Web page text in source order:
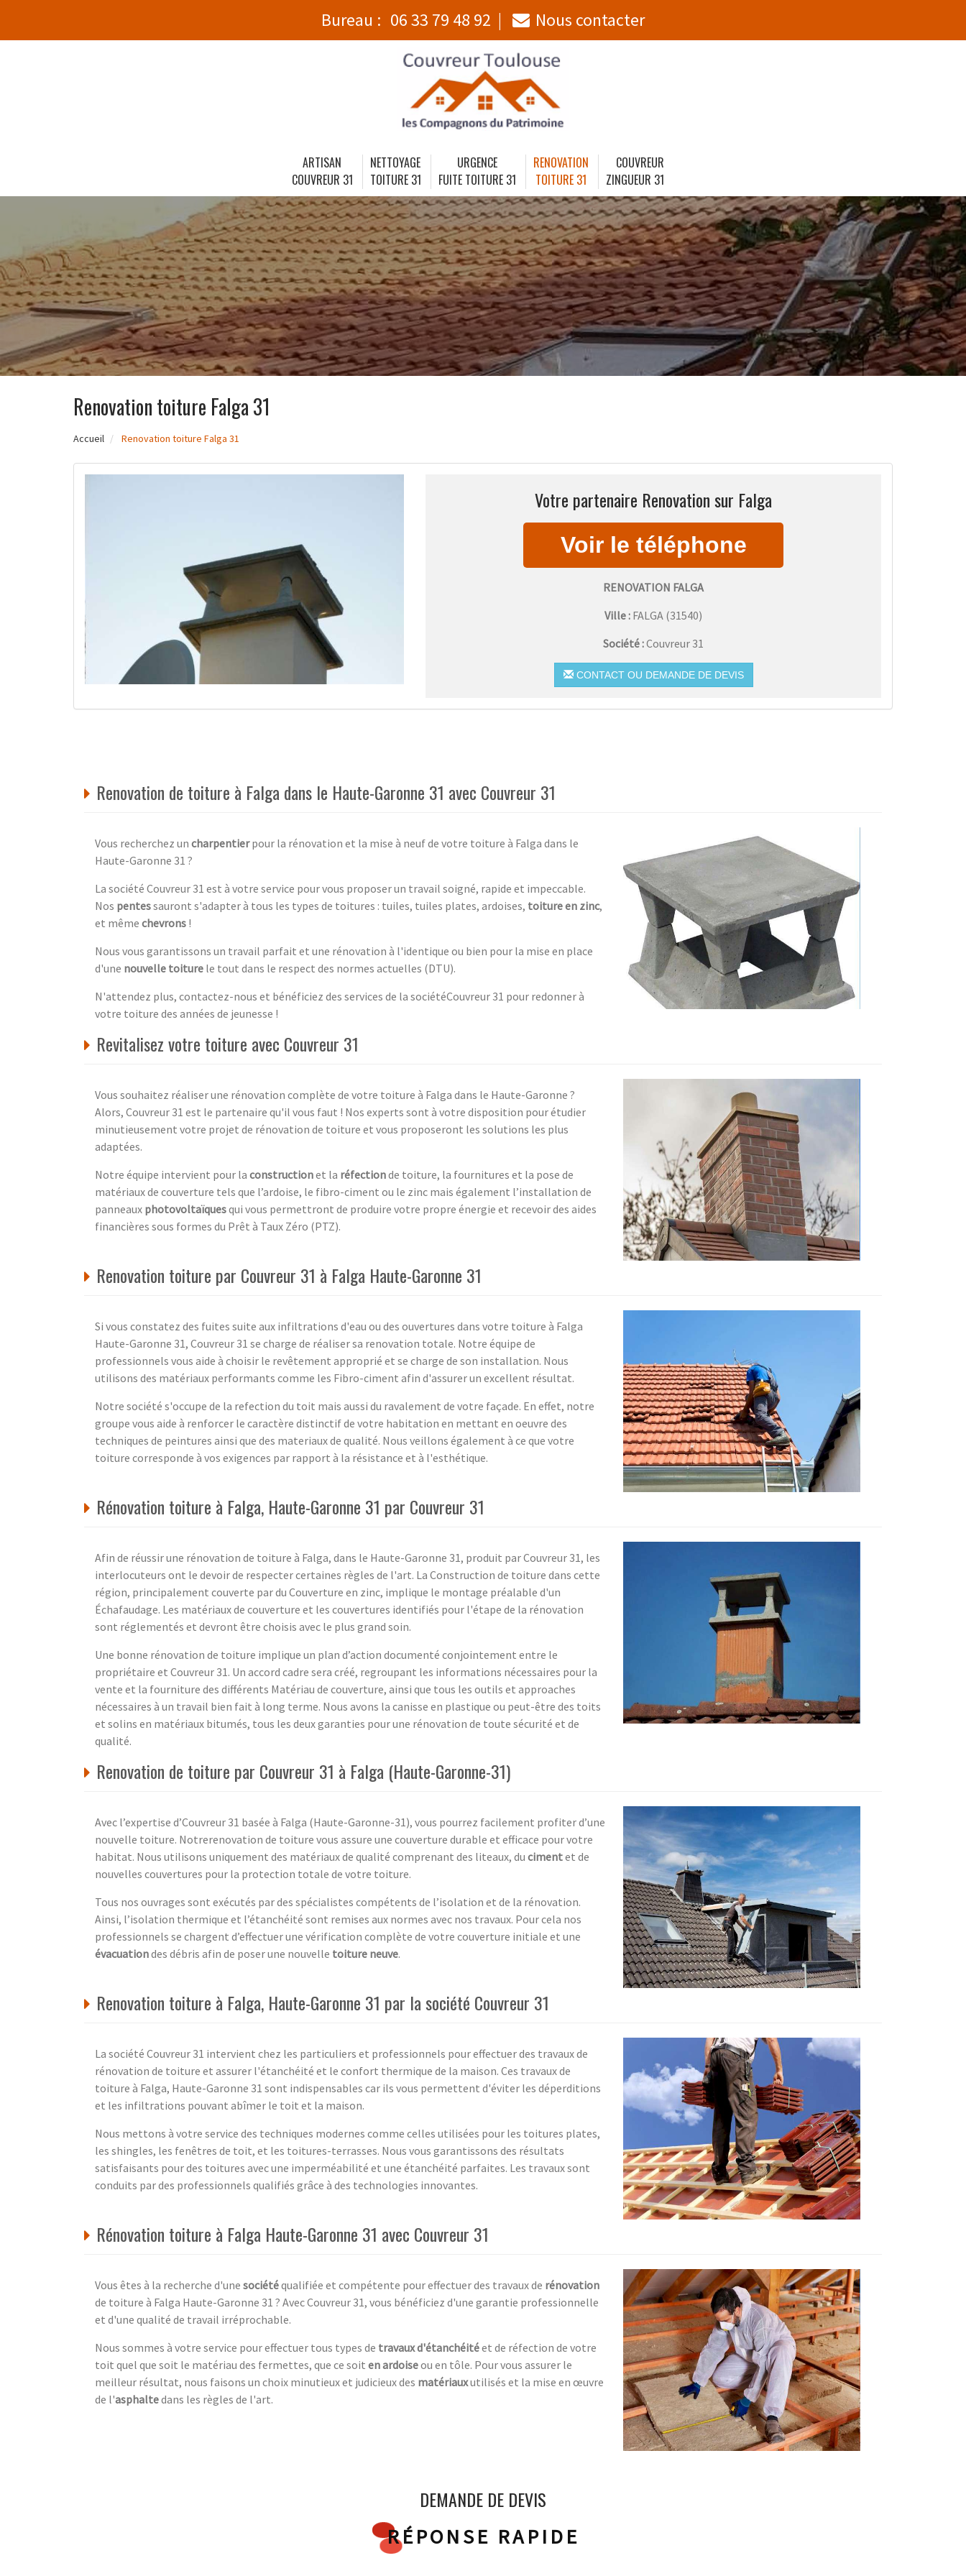
Bureau : 06 33 79 48 92 Nous contacter
ARTISAN
COUVREUR 31
NETTOYAGE
TOITURE 31
URGENCE
FUITE TOITURE 31
RENOVATION
TOITURE 31
COUVREUR
ZINGUEUR 31
Renovation toiture Falga 31
Accueil Renovation toiture Falga 31
Votre partenaire Renovation sur Falga
RENOVATION FALGA
Ville : FALGA (31540)
Société :Couvreur 31
CONTACT OU DEMANDE DE DEVIS
Renovation de toiture à Falga dans le Haute-Garonne 31 avec Couvreur 31
Vous recherchez un charpentierpour la rénovation et la mise à neuf de votre toiture à Falga dans le
Haute-Garonne 31 ?
La société Couvreur 31 est à votre service pour vous proposer un travail soigné, rapide et impeccable.
Nos pentessauront s'adapter à tous les types de toitures : tuiles, tuiles plates, ardoises, toiture en zinc,
et même chevrons !
Nous vous garantissons un travail parfait et une rénovation à l'identique ou bien pour la mise en place
d'une nouvelle toiture le tout dans le respect des normes actuelles (DTU).
N'attendez plus, contactez-nous et bénéficiez des services de la sociétéCouvreur 31 pour redonner à
votre toiture des années de jeunesse !
Revitalisez votre toiture avec Couvreur 31
Vous souhaitez réaliser une rénovation complète de votre toiture à Falga dans le Haute-Garonne ?
Alors, Couvreur 31 est le partenaire qu'il vous faut ! Nos experts sont à votre disposition pour étudier
minutieusement votre projet de rénovation de toiture et vous proposeront les solutions les plus
adaptées.
Notre équipe intervient pour la constructionet la réfectionde toiture, la fournitures et la pose de
matériaux de couverture tels que l’ardoise, le fibro-ciment ou le zinc mais également l’installation de
panneaux photovoltaïquesqui vous permettront de produire votre propre énergie et recevoir des aides
financières sous formes du Prêt à Taux Zéro (PTZ).
Renovation toiture par Couvreur 31 à Falga Haute-Garonne 31
Si vous constatez des fuites suite aux infiltrations d'eau ou des ouvertures dans votre toiture à Falga
Haute-Garonne 31, Couvreur 31 se charge de réaliser sa renovation totale. Notre équipe de
professionnels vous aide à choisir le revêtement approprié et se charge de son installation. Nous
utilisons des matériaux performants comme les Fibro-ciment afin d'assurer un excellent résultat.
Notre société s'occupe de la refection du toit mais aussi du ravalement de votre façade. En effet, notre
groupe vous aide à renforcer le caractère distinctif de votre habitation en mettant en oeuvre des
techniques de peintures ainsi que des materiaux de qualité. Nous veillons également à ce que votre
toiture corresponde à vos exigences par rapport à la résistance et à l'esthétique.
Rénovation toiture à Falga, Haute-Garonne 31 par Couvreur 31
Afin de réussir une rénovation de toiture à Falga, dans le Haute-Garonne 31, produit par Couvreur 31, les
interlocuteurs ont le devoir de respecter certaines règles de l'art. La Construction de toiture dans cette
région, principalement couverte par du Couverture en zinc, implique le montage préalable d'un
Échafaudage. Les matériaux de couverture et les couvertures identifiés pour l'étape de la rénovation
sont réglementés et devront être choisis avec le plus grand soin.
Une bonne rénovation de toiture implique un plan d’action documenté conjointement entre le
propriétaire et Couvreur 31. Un accord cadre sera créé, regroupant les informations nécessaires pour la
vente et la fourniture des différents Matériau de couverture, ainsi que tous les outils et approaches
nécessaires à un travail bien fait à long terme. Nous avons la canisse en plastique ou peut-être des toits
et solins en matériaux bitumés, tous les deux garanties pour une rénovation de toute sécurité et de
qualité.
Renovation de toiture par Couvreur 31 à Falga (Haute-Garonne-31)
Avec l’expertise d’Couvreur 31 basée à Falga (Haute-Garonne-31), vous pourrez facilement profiter d’une
nouvelle toiture. Notrerenovation de toiture vous assure une couverture durable et efficace pour votre
habitat. Nous utilisons uniquement des matériaux de qualité comprenant des liteaux, du cimentet de
nouvelles couvertures pour la protection totale de votre toiture.
Tous nos ouvrages sont exécutés par des spécialistes compétents de l’isolation et de la rénovation.
Ainsi, l’isolation thermique et l’étanchéité sont remises aux normes avec nos travaux. Pour cela nos
professionnels se chargent d’effectuer une vérification complète de votre couverture initiale et une
évacuationdes débris afin de poser une nouvelle toiture neuve.
Renovation toiture à Falga, Haute-Garonne 31 par la société Couvreur 31
La société Couvreur 31 intervient chez les particuliers et professionnels pour effectuer des travaux de
rénovation de toiture et assurer l'étanchéité et le confort thermique de la maison. Ces travaux de
toiture à Falga, Haute-Garonne 31 sont indispensables car ils vous permettent d'éviter les déperditions
et les infiltrations pouvant abîmer le toit et la maison.
Nous mettons à votre service des techniques modernes comme celles utilisées pour les toitures plates,
les shingles, les fenêtres de toit, et les toitures-terrasses. Nous vous garantissons des résultats
satisfaisants pour des toitures avec une imperméabilité et une étanchéité parfaites. Les travaux sont
conduits par des professionnels qualifiés grâce à des technologies innovantes.
Rénovation toiture à Falga Haute-Garonne 31 avec Couvreur 31
Vous êtes à la recherche d'une sociétéqualifiée et compétente pour effectuer des travaux de rénovation
de toiture à Falga Haute-Garonne 31 ? Avec Couvreur 31, vous bénéficiez d'une garantie professionnelle
et d'une qualité de travail irréprochable.
Nous sommes à votre service pour effectuer tous types de travaux d'étanchéitéet de réfection de votre
toit quel que soit le matériau des fermettes, que ce soit en ardoiseou en tôle. Pour vous assurer le
meilleur résultat, nous faisons un choix minutieux et judicieux des matériauxutilisés et la mise en œuvre
de l'asphaltedans les règles de l'art.
DEMANDE DE DEVIS
RÉPONSE RAPIDE